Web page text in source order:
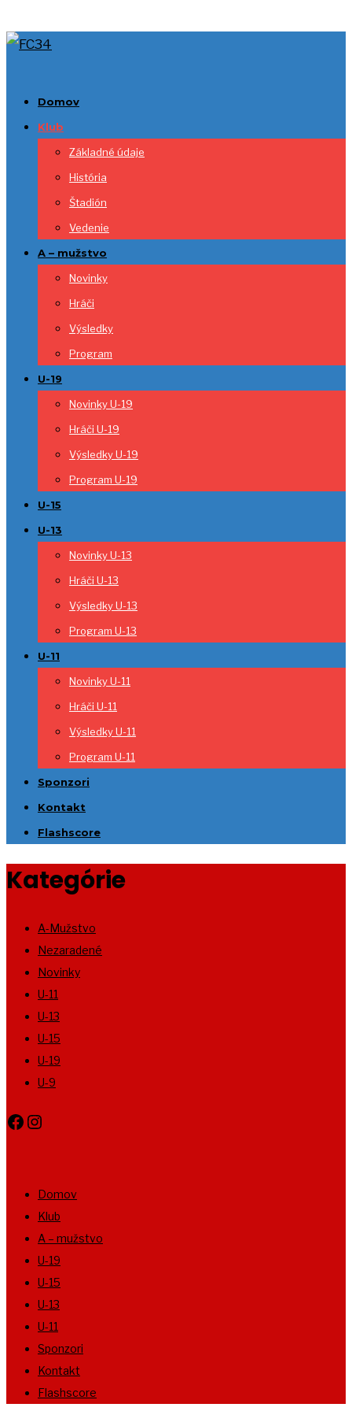
Domov
Klub
Základné údaje
História
Štadión
Vedenie
A – mužstvo
Novinky
Hráči
Výsledky
Program
U-19
Novinky U-19
Hráči U-19
Výsledky U-19
Program U-19
U-15
U-13
Novinky U-13
Hráči U-13
Výsledky U-13
Program U-13
U-11
Novinky U-11
Hráči U-11
Výsledky U-11
Program U-11
Sponzori
Kontakt
Flashscore
Kategórie
A-Mužstvo
Nezaradené
Novinky
U-11
U-13
U-15
U-19
U-9
Facebook
Instagram
Domov
Klub
A – mužstvo
U-19
U-15
U-13
U-11
Sponzori
Kontakt
Flashscore